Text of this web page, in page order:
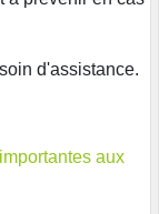
d'assistance.
aux